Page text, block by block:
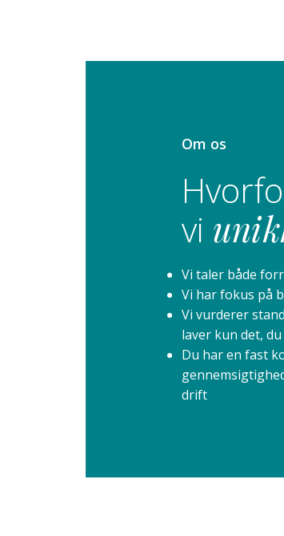
Om os
vi
Vi taler både
Vi har fokus på
Vi vurderer
laver kun det,
Du har en fast
drift